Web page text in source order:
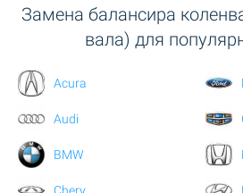
Замена балансира
вала) для
Acura
Audi
BMW
Chery